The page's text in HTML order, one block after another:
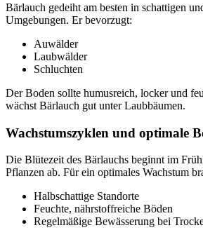
Bärlauch gedeiht am besten in schattigen
Umgebungen. Er bevorzugt:
Auwälder
Laubwälder
Schluchten
Der Boden sollte humusreich, locker und
wächst Bärlauch gut unter Laubbäumen.
Wachstumszyklen und optimale
Die Blütezeit des Bärlauchs beginnt im
Pflanzen ab. Für ein optimales Wachstum
Halbschattige Standorte
Feuchte, nährstoffreiche Böden
Regelmäßige Bewässerung bei